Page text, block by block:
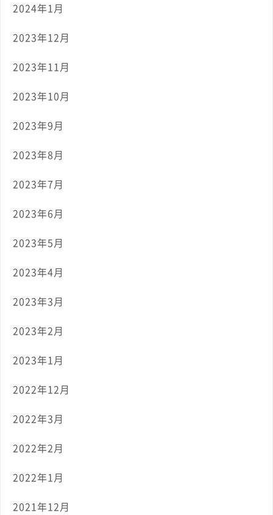
2024年1月
2023年12月
2023年11月
2023年10月
2023年9月
2023年8月
2023年7月
2023年6月
2023年5月
2023年4月
2023年3月
2023年2月
2023年1月
2022年12月
2022年3月
2022年2月
2022年1月
2021年12月